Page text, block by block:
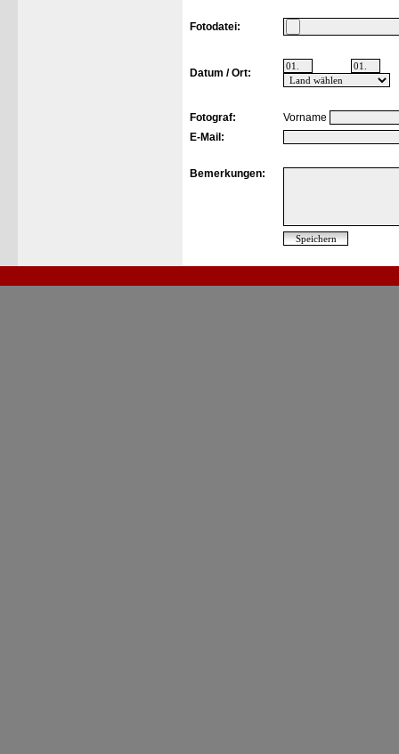
Fotodatei:
Datum / Ort:
Fotograf:
Vorname
E-Mail:
Bemerkungen: